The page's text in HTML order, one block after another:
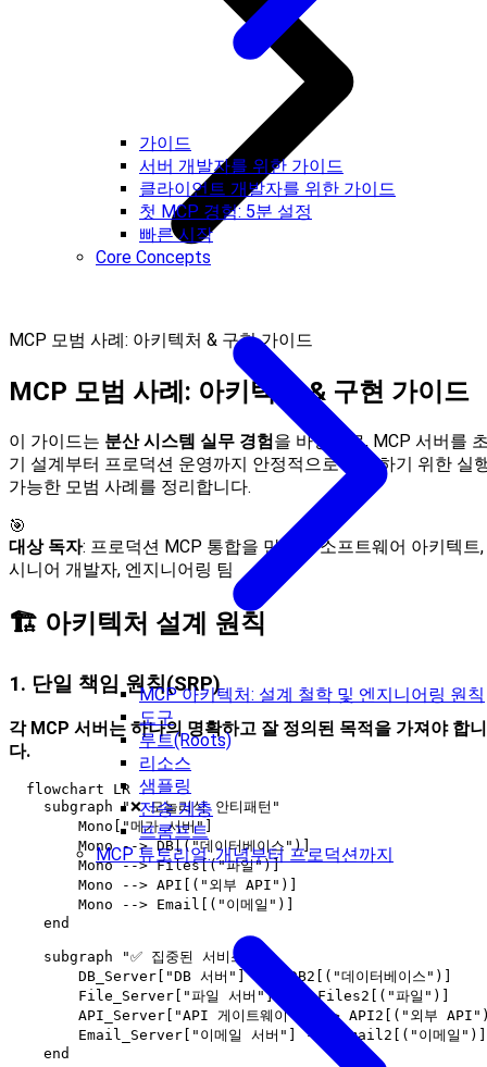
가이드
서버 개발자를 위한 가이드
클라이언트 개발자를 위한 가이드
첫 MCP 경험: 5분 설정
빠른 시작
Core Concepts
MCP 아키텍처: 설계 철학 및 엔지니어링 원칙
도구
루트(Roots)
리소스
샘플링
전송 계층
프롬프트
MCP 튜토리얼: 개념부터 프로덕션까지
MCP 모범 사례: 아키텍처 & 구현 가이드
MCP 모범 사례: 아키텍처 & 구현 가이드
이 가이드는 분산 시스템 실무 경험을 바탕으로, MCP 서버를
기 설계부터 프로덕션 운영까지 안정적으로 개발하기 위한 실
가능한 모범 사례를 정리합니다.
🎯
대상 독자: 프로덕션 MCP 통합을 만드는 소프트웨어 아키텍트,
시니어 개발자, 엔지니어링 팀
🏗️ 아키텍처 설계 원칙
1. 단일 책임 원칙(SRP)
각 MCP 서버는 하나의 명확하고 잘 정의된 목적을 가져야 합니
다.
  flowchart LR
    subgraph "❌ 모놀리식 안티패턴"
        Mono["메가 서버"]
        Mono --> DB[("데이터베이스")]
        Mono --> Files[("파일")]
        Mono --> API[("외부 API")]
        Mono --> Email[("이메일")]
    end
    subgraph "✅ 집중된 서비스"
        DB_Server["DB 서버"] --> DB2[("데이터베이스")]
        File_Server["파일 서버"] --> Files2[("파일")]
API_Server["API 게이트웨이"] --> API2[("외부
        Email_Server["이메일 서버"] --> Email2[("이메일")]